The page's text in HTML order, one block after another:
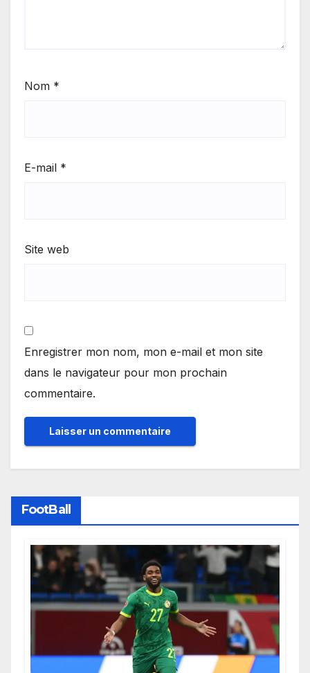
Nom *
E-mail *
Site web
Enregistrer mon nom, mon e-mail et mon site
dans le navigateur pour mon prochain
commentaire.
FootBall